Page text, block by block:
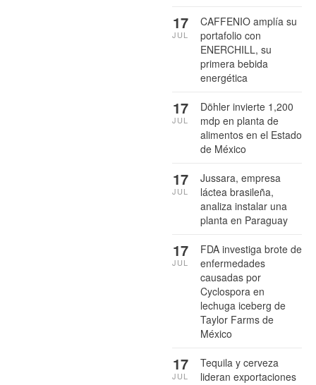
CAFFENIO amplía su
portafolio con
ENERCHILL, su
primera bebida
energética
17
JUL
Döhler invierte 1,200
mdp en planta de
alimentos en el Estado
de México
17
JUL
Jussara, empresa
láctea brasileña,
analiza instalar una
planta en Paraguay
17
JUL
FDA investiga brote de
enfermedades
causadas por
Cyclospora en
lechuga iceberg de
Taylor Farms de
México
17
JUL
Tequila y cerveza
lideran exportaciones
17
JUL